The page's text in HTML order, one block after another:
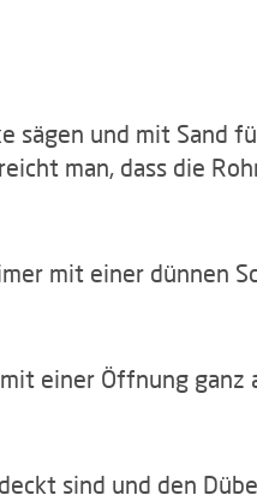
sägen und mit Sand
man, dass die
mit einer dünnen
einer Öffnung ganz
sind und den